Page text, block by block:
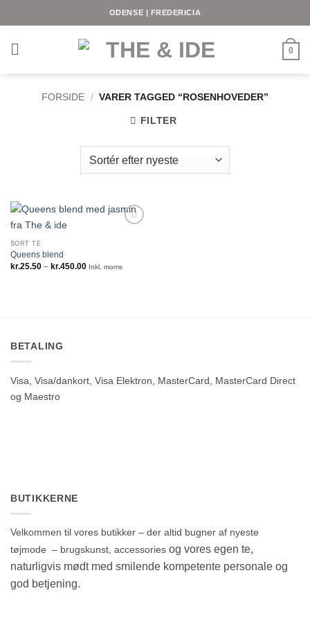
ODENSE | FREDERICIA
0
FORSIDE / VARER TAGGED “ROSENHOVEDER”
FILTER
SORT TE
Queens blend
kr.25.50 – kr.450.00Prisinterval:
Inkl. moms
BETALING
Visa, Visa/dankort, Visa Elektron, MasterCard, MasterCard Direct
og Maestro
BUTIKKERNE
Velkommen til vores butikker – der altid bugner af nyeste
tøjmode – brugskunst, accessories og vores egen te,
naturligvis mødt med smilende kompetente personale og
god betjening.